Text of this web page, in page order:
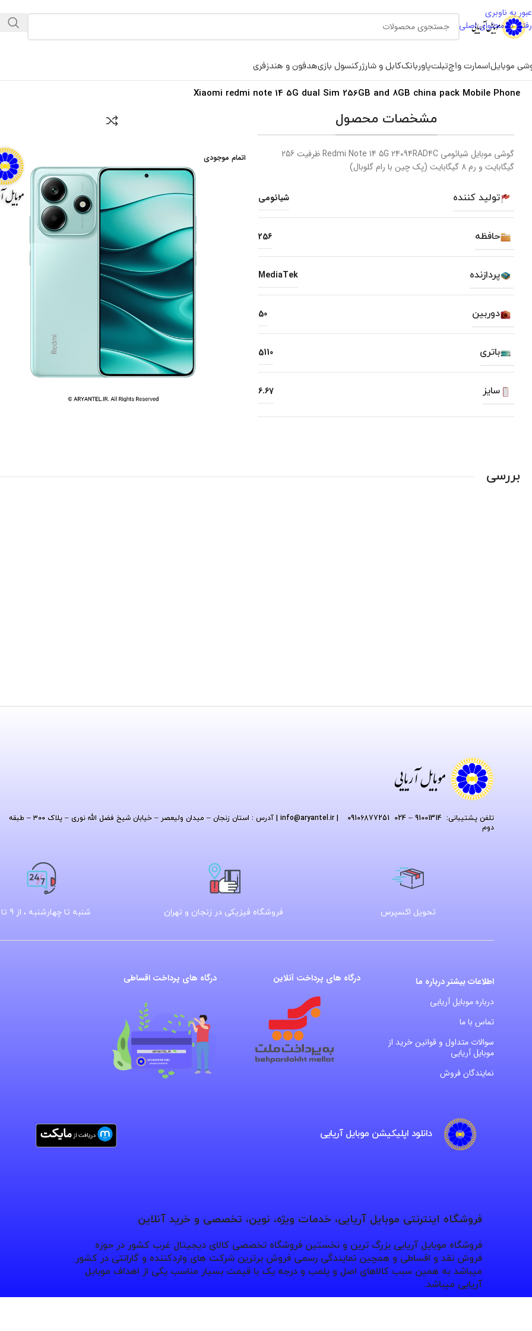
عبور به ناوبری
رفتن به محتوای اصلی
موبایلاسمارت واچتبلتپاوربانککابل و شارژرکنسول بازیهدفون و هندزفری
Xiaomi redmi note 14 5G dual Sim 256GB and 8GB china pack Mobile Phone
مشخصات محصول
گوشی موبایل شیائومی Redmi Note 14 5G 24094RAD4C ظرفیت 256
گیگابایت و رم 8 گیگابایت (پک چین با رام گلوبال)
تولید کننده شیائومی
حافظه 256
پردازنده MediaTek
دوربین 50
باتری 5110
سایز 6.67
اتمام موجودی
بررسی
تلفن پشتیبانی: 91001314 – 024 09106877251 | info
@aryantel.ir
| آدرس : استان زنجان – میدان ولیعصر – خیابان شیخ فضل الله نوری – پلاک ۳۰۰ – طبقه
دوم
تحویل اکسپرس فروشگاه فیزیکی در زنجان و تهران شنبه تا چهارشنبه ، از 9 تا 16
اطلاعات بیشتر درباره ما
درباره موبایل آریایی
تماس با ما
سوالات متداول و قوانین خرید از
موبایل آریایی
نمایندگان فروش
درگاه های پرداخت آنلاین درگاه های پرداخت اقساطی
دانلود اپلیکیشن موبایل آریایی
فروشگاه اینترنتی موبایل آریایی، خدمات ویژه، نوین، تخصصی و خرید آنلاین
فروشگاه موبایل آریایی بزرگ ترین و نخستین فروشگاه تخصصی کالای دیجیتال غرب کشور در حوزه
فروش نقد و اقساطی و همچین نمایندگی رسمی فروش برترین شرکت های واردکننده و گارانتی در کشور
میباشد به همین سبب کالاهای اصل و پلمب و درجه یک با قیمت بسیار مناسب یکی از اهداف موبایل
آریایی میباشد.